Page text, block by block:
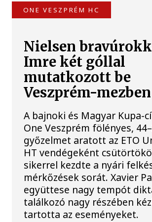
ONE VESZPRÉM HC
Nielsen
Imre két góllal
mutatkozott be
Veszprém-mezben
A bajnoki és Magyar Kupa-
One Veszprém fölényes,
győzelmet aratott az ETO
HT vendégeként
sikerrel kezdte a nyári
mérkőzések sorát. Xavier
együttese nagy tempót
találkozó nagy részében
tartotta az eseményeket.